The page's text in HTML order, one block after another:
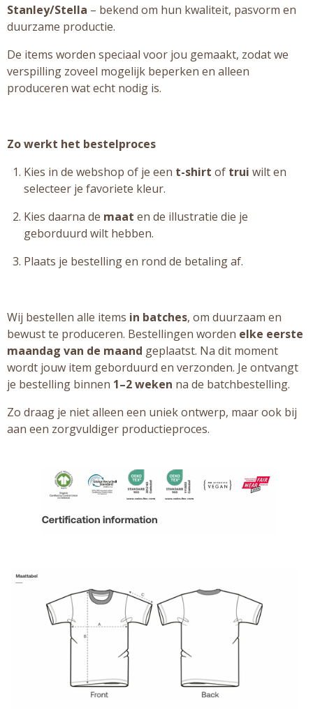
Stanley/Stella – bekend om hun kwaliteit, pasvorm en
duurzame productie.
De items worden speciaal voor jou gemaakt, zodat we
verspilling zoveel mogelijk beperken en alleen
produceren wat echt nodig is.
Zo werkt het bestelproces
Kies in de webshop of je een t-shirt of trui wilt en
selecteer je favoriete kleur.
Kies daarna de maat en de illustratie die je
geborduurd wilt hebben.
Plaats je bestelling en rond de betaling af.
Wij bestellen alle items in batches, om duurzaam en
bewust te produceren. Bestellingen worden elke eerste
maandag van de maand geplaatst. Na dit moment
wordt jouw item geborduurd en verzonden. Je ontvangt
je bestelling binnen 1–2 weken na de batchbestelling.
Zo draag je niet alleen een uniek ontwerp, maar ook bij
aan een zorgvuldiger productieproces.